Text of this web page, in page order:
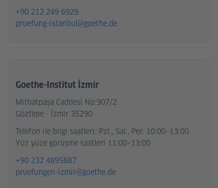
+90 212 249 6929
pruefung-istanbul@goethe.de
Goethe-Institut İzmir
Mithatpaşa Caddesi No:907/2
Göztepe - İzmir 35290
Telefon ile bilgi saatleri: Pzt., Sal., Per. 10:00–13:00
Yüz yüze görüşme saatleri 11:00–13:00
+90 232 4895687
pruefungen-izmir@goethe.de